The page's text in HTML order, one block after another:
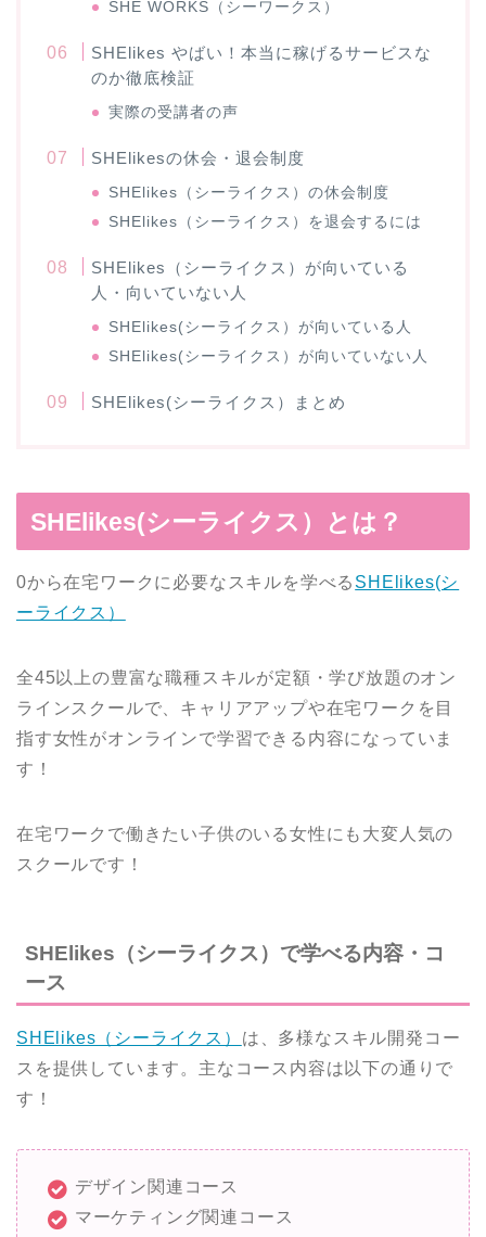
SHE WORKS（シーワークス）
SHElikes やばい！本当に稼げるサービスな
のか徹底検証
実際の受講者の声
SHElikesの休会・退会制度
SHElikes（シーライクス）の休会制度
SHElikes（シーライクス）を退会するには
SHElikes（シーライクス）が向いている
人・向いていない人
SHElikes(シーライクス）が向いている人
SHElikes(シーライクス）が向いていない人
SHElikes(シーライクス）まとめ
SHElikes(シーライクス）とは？
0から在宅ワークに必要なスキルを学べる SHElikes(シ
ーライクス）
全45以上の豊富な職種スキルが定額・学び放題のオン
ラインスクールで、キャリアアップや在宅ワークを目
指す女性がオンラインで学習できる内容になっていま
す！
在宅ワークで働きたい子供のいる女性にも大変人気の
スクールです！
SHElikes（シーライクス）で学べる内容・コ
ース
SHElikes（シーライクス） は、多様なスキル開発コー
スを提供しています。主なコース内容は以下の通りで
す！
デザイン関連コース
マーケティング関連コース